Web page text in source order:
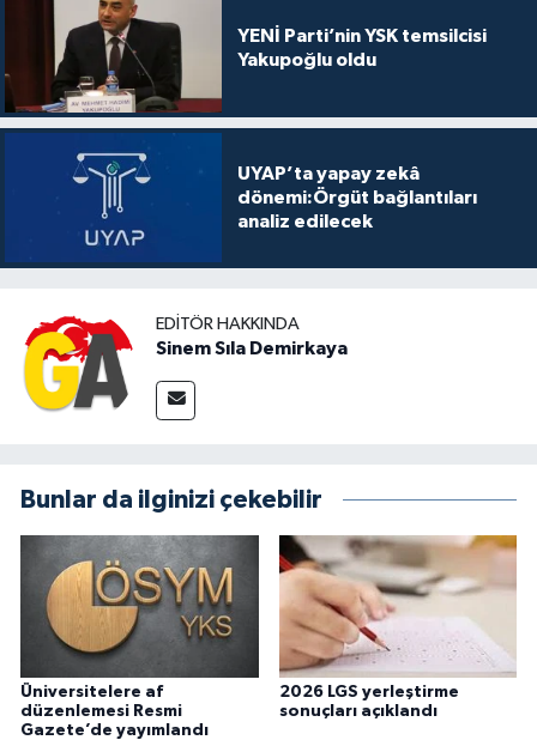
YENİ Parti’nin YSK temsilcisi
Yakupoğlu oldu
UYAP’ta yapay zekâ
dönemi:Örgüt bağlantıları
analiz edilecek
EDITÖR HAKKINDA
Sinem Sıla Demirkaya
Bunlar da ilginizi çekebilir
Üniversitelere af
düzenlemesi Resmi
Gazete’de yayımlandı
2026 LGS yerleştirme
sonuçları açıklandı